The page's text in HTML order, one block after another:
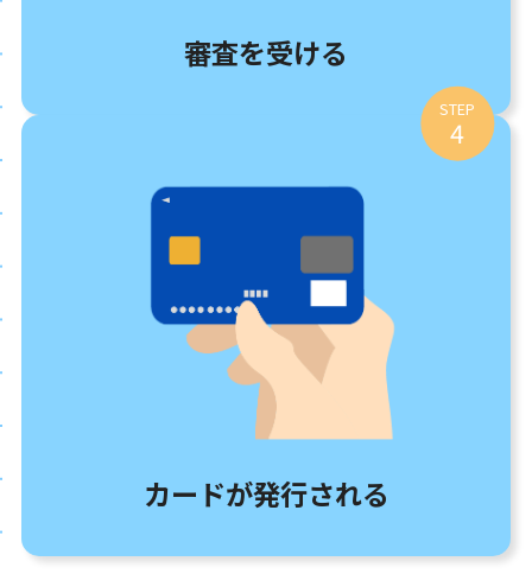
審査を受ける
STEP
4
カードが発行される